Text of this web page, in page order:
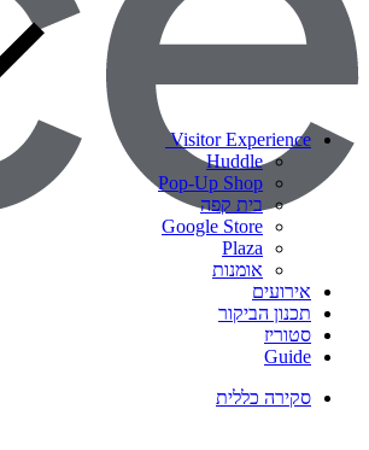
Visitor Experience
Huddle
Pop-Up Shop
בית קפה
Google Store
Plaza
אומנות
אירועים
תכנון הביקור
סטוריז
Guide
סקירה כללית